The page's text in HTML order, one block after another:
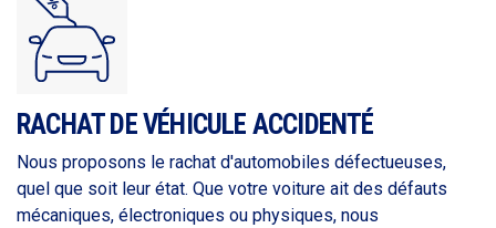
RACHAT DE VÉHICULE ACCIDENTÉ
Nous proposons le rachat d'automobiles défectueuses,
quel que soit leur état. Que votre voiture ait des défauts
mécaniques, électroniques ou physiques, nous